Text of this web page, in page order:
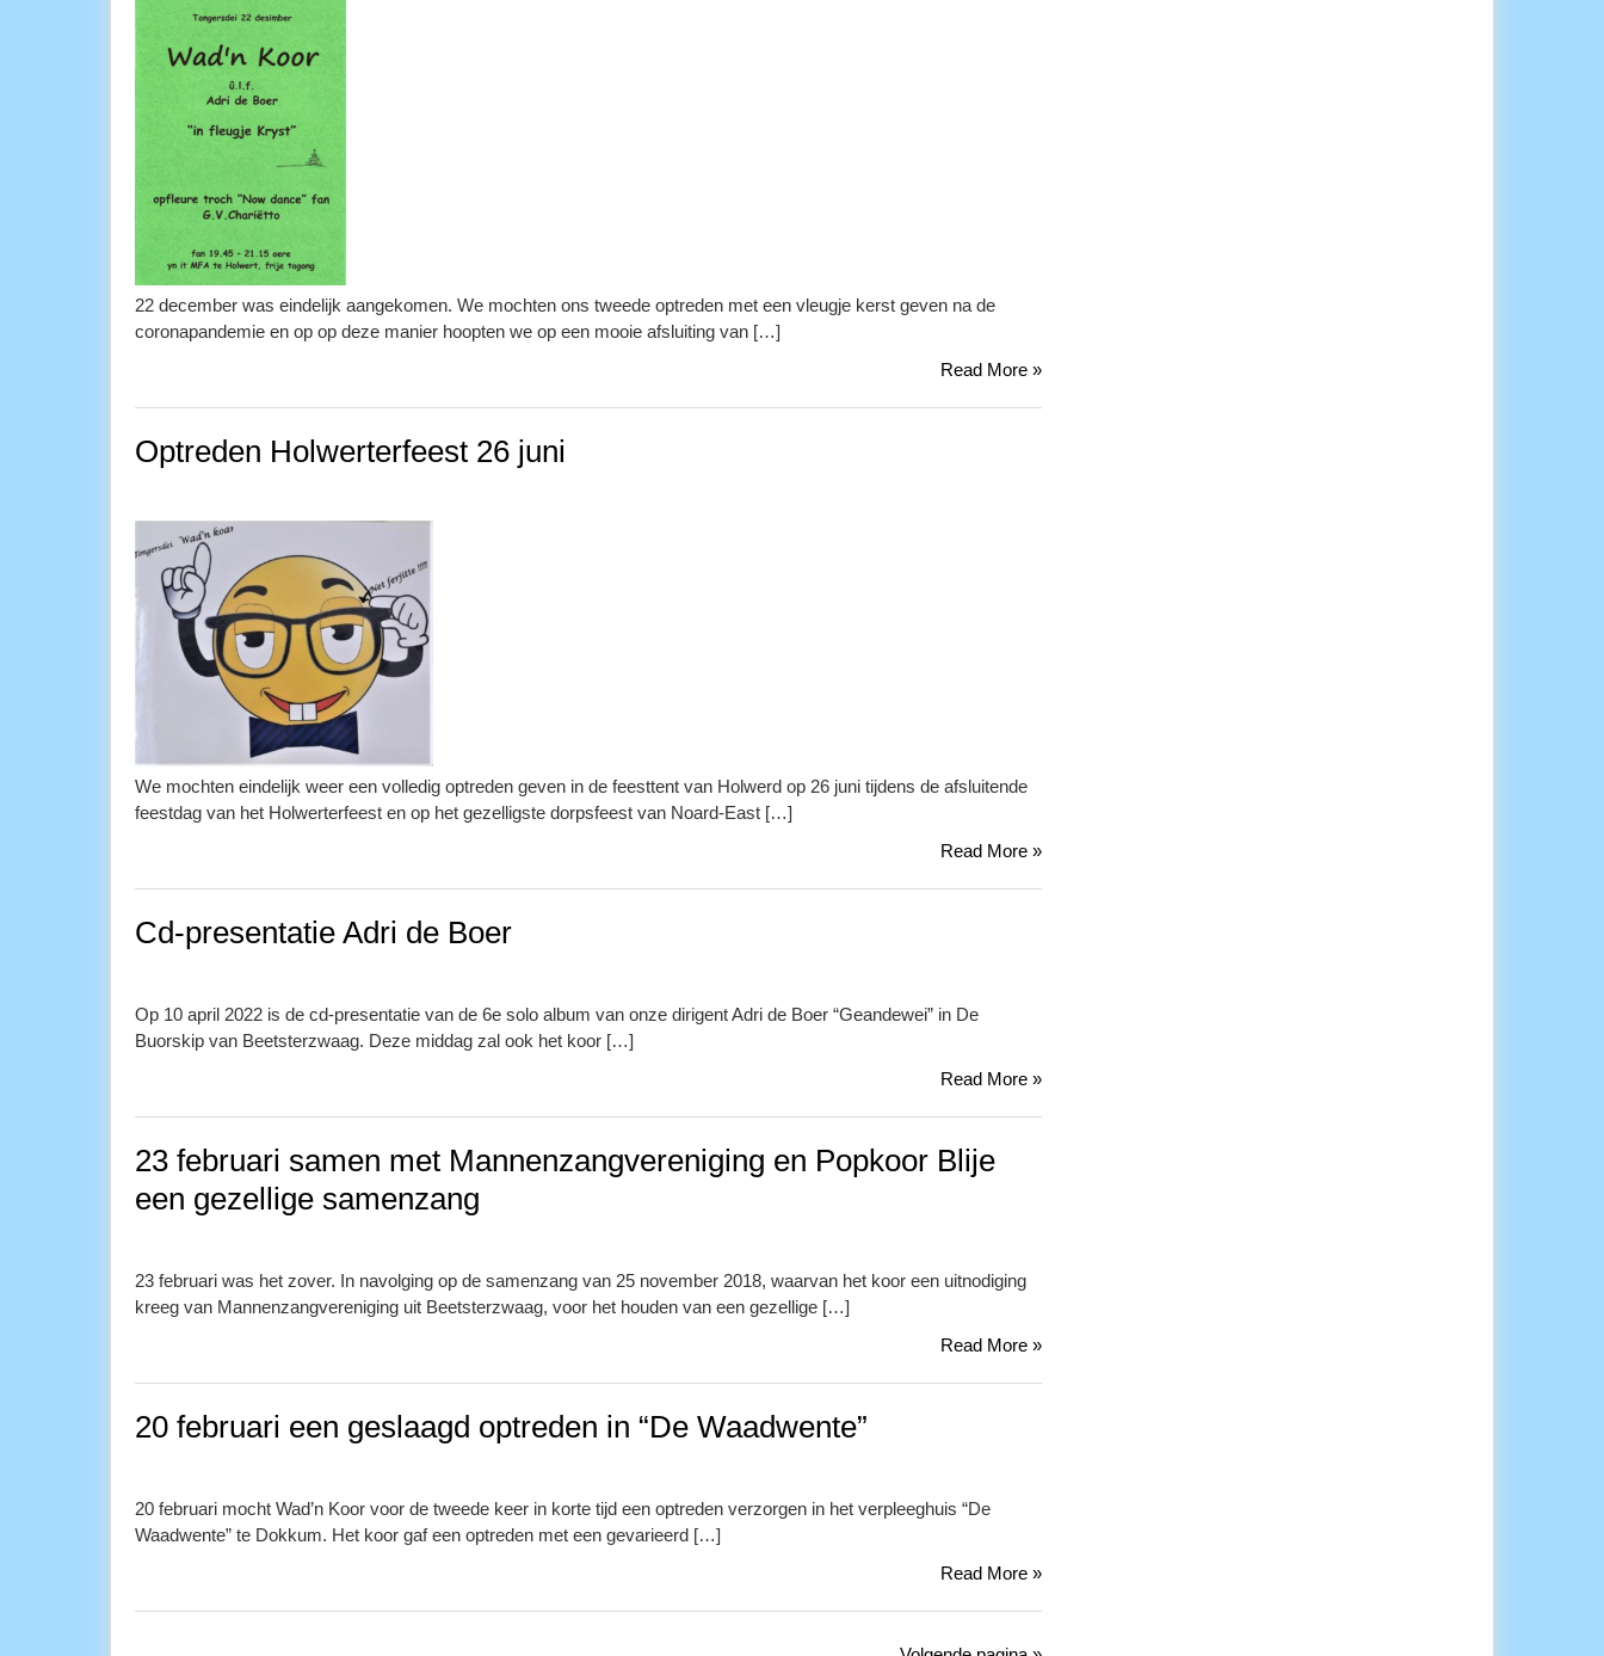
22 december was eindelijk aangekomen. We mochten ons tweede optreden met een vleugje kerst geven na de
coronapandemie en op op deze manier hoopten we op een mooie afsluiting van […]
Read More »
Optreden Holwerterfeest 26 juni
We mochten eindelijk weer een volledig optreden geven in de feesttent van Holwerd op 26 juni tijdens de afsluitende
feestdag van het Holwerterfeest en op het gezelligste dorpsfeest van Noard-East […]
Read More »
Cd-presentatie Adri de Boer
Op 10 april 2022 is de cd-presentatie van de 6e solo album van onze dirigent Adri de Boer “Geandewei” in De
Buorskip van Beetsterzwaag. Deze middag zal ook het koor […]
Read More »
23 februari samen met Mannenzangvereniging en Popkoor Blije
een gezellige samenzang
23 februari was het zover. In navolging op de samenzang van 25 november 2018, waarvan het koor een uitnodiging
kreeg van Mannenzangvereniging uit Beetsterzwaag, voor het houden van een gezellige […]
Read More »
20 februari een geslaagd optreden in “De Waadwente”
20 februari mocht Wad’n Koor voor de tweede keer in korte tijd een optreden verzorgen in het verpleeghuis “De
Waadwente” te Dokkum. Het koor gaf een optreden met een gevarieerd […]
Read More »